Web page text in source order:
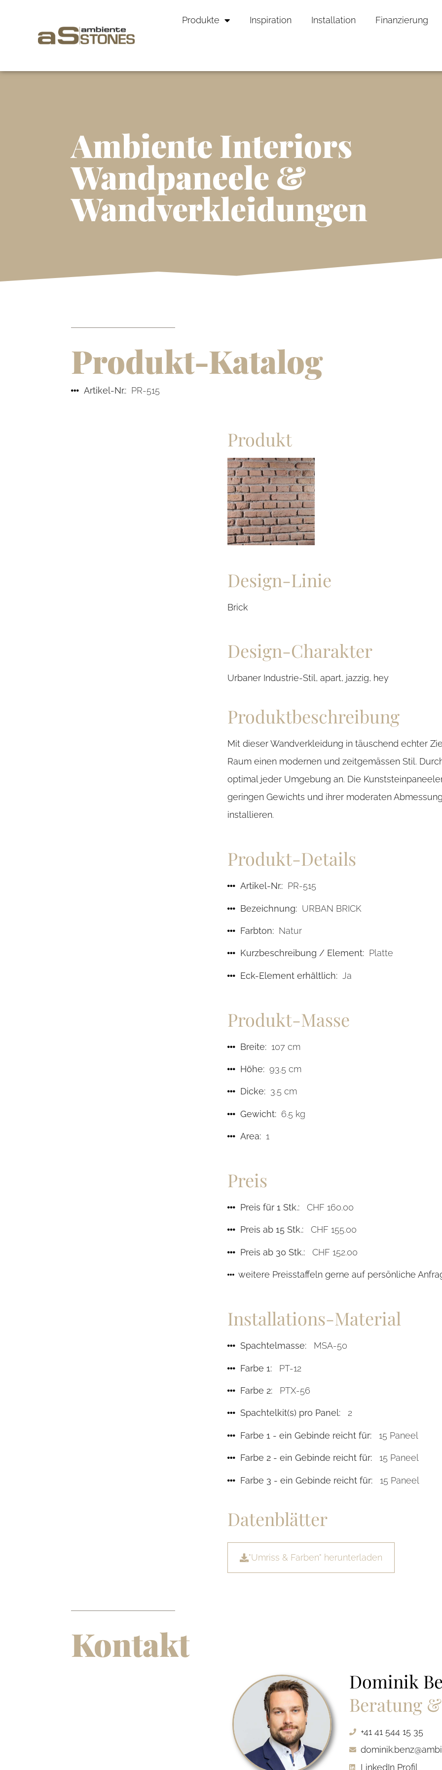
Produkte Inspiration Installation Finanzierung
Ambiente Interiors
Wandpaneele &
Wandverkleidungen
Produkt-Katalog
Artikel-Nr.: PR-515
Produkt
Design-Linie
Brick
Design-Charakter
Urbaner Industrie-Stil, apart, jazzig, hey
Produktbeschreibung
Mit dieser Wandverkleidung in täuschend echter
Raum einen modernen und zeitgemässen Stil.
optimal jeder Umgebung an. Die
geringen Gewichts und ihrer moderaten
installieren.
Produkt-Details
Artikel-Nr.:PR-515
Bezeichnung:URBAN BRICK
Farbton:Natur
Kurzbeschreibung / Element:Platte
Eck-Element erhältlich:Ja
Produkt-Masse
Breite:107 cm
Höhe:93.5 cm
Dicke:3.5 cm
Gewicht:6.5 kg
Area:1
Preis
Preis für 1 Stk.:CHF 160.00
Preis ab 15 Stk.:CHF 155.00
Preis ab 30 Stk.:CHF 152.00
weitere Preisstaffeln gerne auf persönliche
Installations-Material
Spachtelmasse:MSA-50
Farbe 1:PT-12
Farbe 2:PTX-56
Spachtelkit(s) pro Panel:2
Farbe 1 - ein Gebinde reicht für:15 Paneel
Farbe 2 - ein Gebinde reicht für:15 Paneel
Farbe 3 - ein Gebinde reicht für:15 Paneel
Datenblätter
"Umriss & Farben" herunterladen
Kontakt
Dominik
Beratung
+41 41 544 15 35
LinkedIn Profil